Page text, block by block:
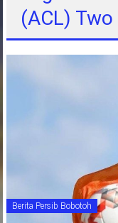
barat
indonesia
(ACL) Two
Berita Persib Bobotoh